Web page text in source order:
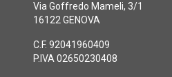
Via Goffredo Mameli, 3/1
16122 GENOVA
C.F. 92041960409
P.IVA 02650230408